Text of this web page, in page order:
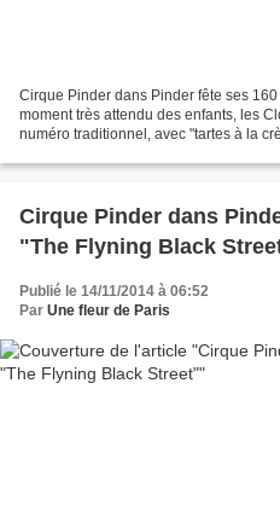
Cirque Pinder dans Pinder fête ses
moment très attendu des enfants, les
numéro traditionnel, avec "tartes à la
Cirque Pinder dans
"The Flyning Black
Publié le 14/11/2014 à 06:52
Par Une fleur de Paris